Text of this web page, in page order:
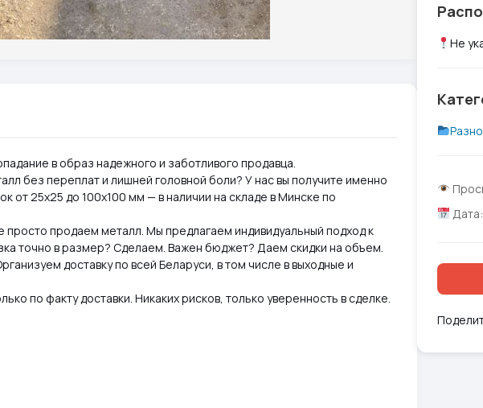
в образ надежного и заботливого продавца.
без переплат и лишней головной боли? У нас вы получите именно
от 25х25 до 100х100 мм — в наличии на складе в Минске по
продаем металл. Мы предлагаем индивидуальный подход к
точно в размер? Сделаем. Важен бюджет? Даем скидки на объем.
доставку по всей Беларуси, в том числе в выходные и
по факту доставки. Никаких рисков, только уверенность в сделке.
Не
Дата: